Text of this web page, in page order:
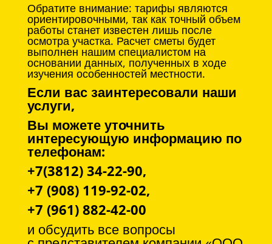
Обратите внимание: тарифы являются
ориентировочными, так как точный объем
работы станет известен лишь после
осмотра участка. Расчет сметы будет
выполнен нашим специалистом на
основании данных, полученных в ходе
изучения особенностей местности.
Если вас заинтересовали наши
услуги,
Вы можете уточнить
интересующую информацию по
телефонам:
+7(3812) 34-22-90,
+7 (908) 119-92-02,
+7 (961) 882-42-00
и обсудить все вопросы